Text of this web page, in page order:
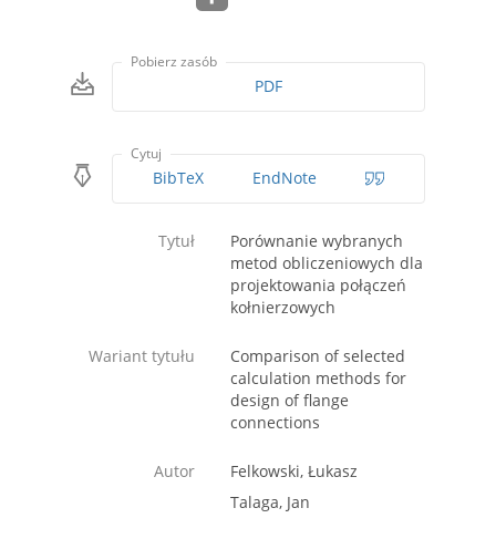
Pobierz zasób
PDF
Cytuj
BibTeX EndNote
Tytuł
Porównanie wybranych
metod obliczeniowych dla
projektowania połączeń
kołnierzowych
Wariant tytułu
Comparison of selected
calculation methods for
design of flange
connections
Autor
Felkowski, Łukasz
Talaga, Jan